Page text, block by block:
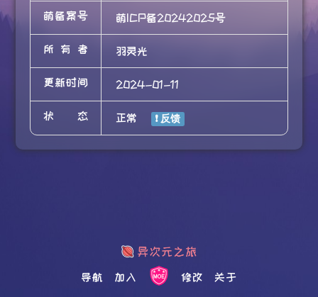
萌备案号 萌ICP备20242025号
所有者 羽灵光
更新时间 2024-01-11
状态 正常
导航 加入 修改 关于